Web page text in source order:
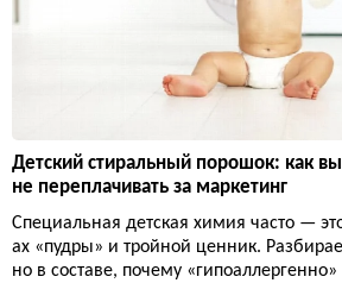
Детский стиральный порошок: как
не переплачивать за маркетинг
Специальная детская химия часто —
ах «пудры» и тройной ценник.
но в составе, почему